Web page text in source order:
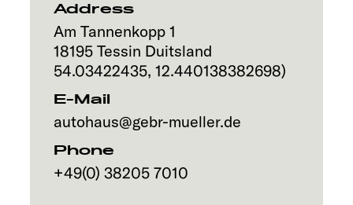
Address
Am Tannenkopp 1
18195 Tessin Duitsland
54.03422435, 12.440138382698)
E-Mail
autohaus@gebr-mueller.de
Phone
+49(0) 38205 7010